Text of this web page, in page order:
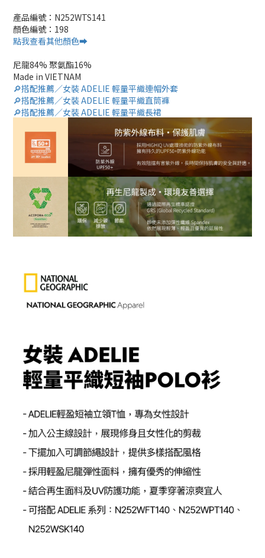
產品編號：N252WTS141
顏色編號：198
點我查看其他顏色➡️
尼龍84% 聚氨酯16%
Made in VIETNAM
🔎搭配推薦／女裝 ADELIE 輕量平織連帽外套
🔎搭配推薦／女裝 ADELIE 輕量平織直筒褲
🔎搭配推薦／女裝 ADELIE 輕量平織長裙